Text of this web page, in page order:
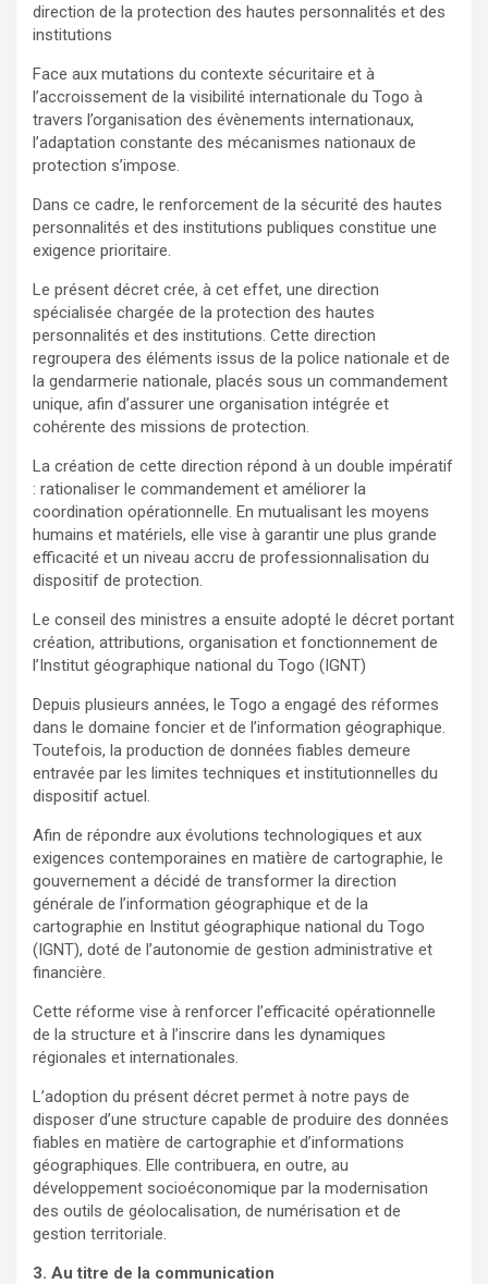
direction de la protection des hautes personnalités et des
institutions
Face aux mutations du contexte sécuritaire et à
l’accroissement de la visibilité internationale du Togo à
travers l’organisation des évènements internationaux,
l’adaptation constante des mécanismes nationaux de
protection s’impose.
Dans ce cadre, le renforcement de la sécurité des hautes
personnalités et des institutions publiques constitue une
exigence prioritaire.
Le présent décret crée, à cet effet, une direction
spécialisée chargée de la protection des hautes
personnalités et des institutions. Cette direction
regroupera des éléments issus de la police nationale et de
la gendarmerie nationale, placés sous un commandement
unique, afin d’assurer une organisation intégrée et
cohérente des missions de protection.
La création de cette direction répond à un double impératif
: rationaliser le commandement et améliorer la
coordination opérationnelle. En mutualisant les moyens
humains et matériels, elle vise à garantir une plus grande
efficacité et un niveau accru de professionnalisation du
dispositif de protection.
Le conseil des ministres a ensuite adopté le décret portant
création, attributions, organisation et fonctionnement de
l’Institut géographique national du Togo (IGNT)
Depuis plusieurs années, le Togo a engagé des réformes
dans le domaine foncier et de l’information géographique.
Toutefois, la production de données fiables demeure
entravée par les limites techniques et institutionnelles du
dispositif actuel.
Afin de répondre aux évolutions technologiques et aux
exigences contemporaines en matière de cartographie, le
gouvernement a décidé de transformer la direction
générale de l’information géographique et de la
cartographie en Institut géographique national du Togo
(IGNT), doté de l’autonomie de gestion administrative et
financière.
Cette réforme vise à renforcer l’efficacité opérationnelle
de la structure et à l’inscrire dans les dynamiques
régionales et internationales.
L’adoption du présent décret permet à notre pays de
disposer d’une structure capable de produire des données
fiables en matière de cartographie et d’informations
géographiques. Elle contribuera, en outre, au
développement socioéconomique par la modernisation
des outils de géolocalisation, de numérisation et de
gestion territoriale.
3. Au titre de la communication